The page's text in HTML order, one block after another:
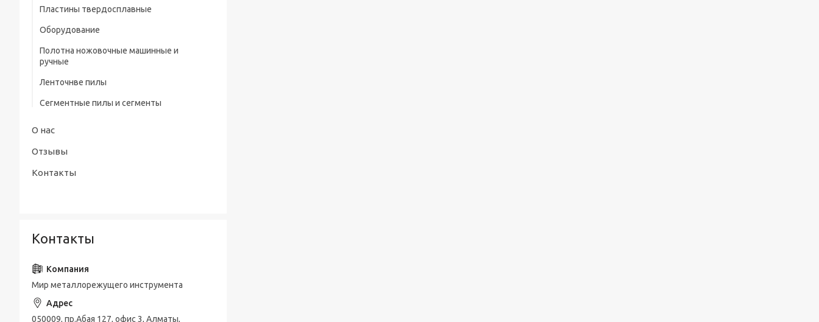
предохранительного конуса (тип А)
Сверла центровочные Р6М5 с
предохранительным конусом (тип В)
радиусные (тип R)
ШЦЦ-III ГОСТ 166-89
Пластины твердосплавные
Оборудование
Полотна ножовочные машинные и
ручные
Ленточнве пилы
Сегментные пилы и сегменты
О нас
Отзывы
Контакты
Контакты
Мир металлорежущего инструмента
050009, пр.Абая 127, офис 3, Алматы,